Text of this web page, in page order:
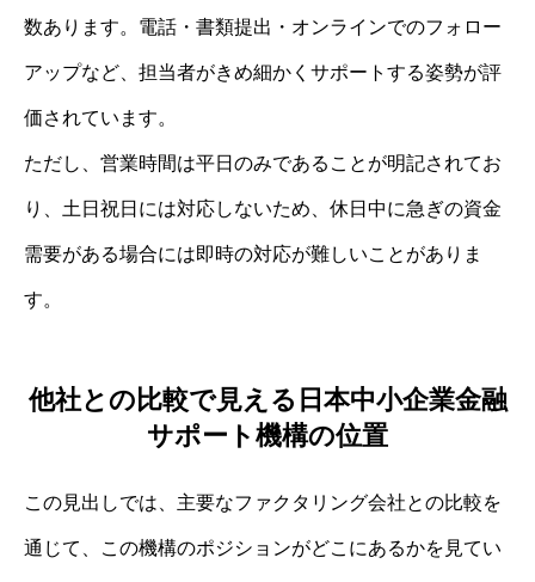
数あります。電話・書類提出・オンラインでのフォロー
アップなど、担当者がきめ細かくサポートする姿勢が評
価されています。
ただし、営業時間は平日のみであることが明記されてお
り、土日祝日には対応しないため、休日中に急ぎの資金
需要がある場合には即時の対応が難しいことがありま
す。
他社との比較で見える日本中小企業金融
サポート機構の位置
この見出しでは、主要なファクタリング会社との比較を
通じて、この機構のポジションがどこにあるかを見てい